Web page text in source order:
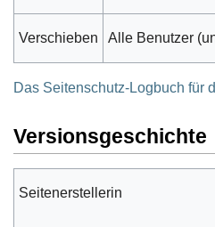
Verschieben Alle Benutzer
Das Seitenschutz-Logbuch für
Versionsgeschichte
Seitenerstellerin